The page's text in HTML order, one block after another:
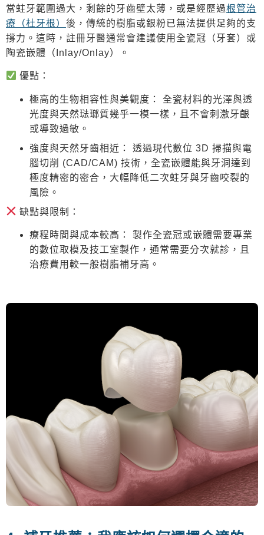
當蛀牙範圍過大，剩餘的牙齒壁太薄，或是經歷過根管治
療（杜牙根） 後，傳統的樹脂或銀粉已無法提供足夠的支
撐力。這時，註冊牙醫通常會建議使用全瓷冠（牙套）或
陶瓷嵌體（Inlay/Onlay）。
優點：
極高的生物相容性與美觀度：
全瓷材料的光澤與透
光度與天然琺瑯質幾乎一模一樣，且不會刺激牙齦
或導致過敏。
強度與天然牙齒相近：
透過現代數位 3D 掃描與電
腦切削 (CAD/CAM) 技術，全瓷嵌體能與牙洞達到
極度精密的密合，大幅降低二次蛀牙與牙齒咬裂的
風險。
缺點與限制：
療程時間與成本較高：
製作全瓷冠或嵌體需要專業
的數位取模及技工室製作，通常需要分次就診，且
治療費用較一般樹脂補牙高。